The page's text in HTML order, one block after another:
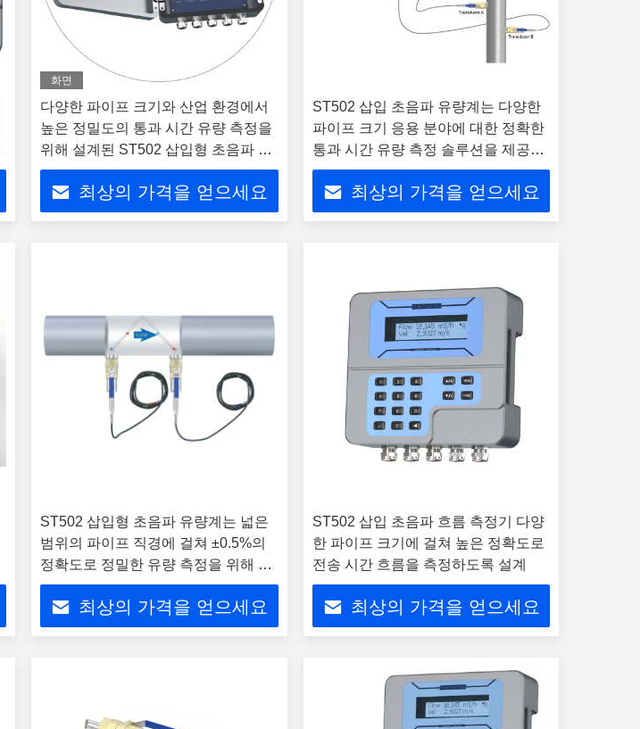
화면
다양한 파이프 크기와 산업 환경에서
높은 정밀도의 통과 시간 유량 측정을
위해 설계된 ST502 삽입형 초음파 유
량계
최상의 가격을 얻으세요
ST502 삽입 초음파 유량계는 다양한
파이프 크기 응용 분야에 대한 정확한
통과 시간 유량 측정 솔루션을 제공합
니다.
최상의 가격을 얻으세요
ST502 삽입형 초음파 유량계는 넓은
범위의 파이프 직경에 걸쳐 ±0.5%의
정확도로 정밀한 유량 측정을 위해 설
계되었습니다.
최상의 가격을 얻으세요
ST502 삽입 초음파 흐름 측정기 다양
한 파이프 크기에 걸쳐 높은 정확도로
전송 시간 흐름을 측정하도록 설계
최상의 가격을 얻으세요